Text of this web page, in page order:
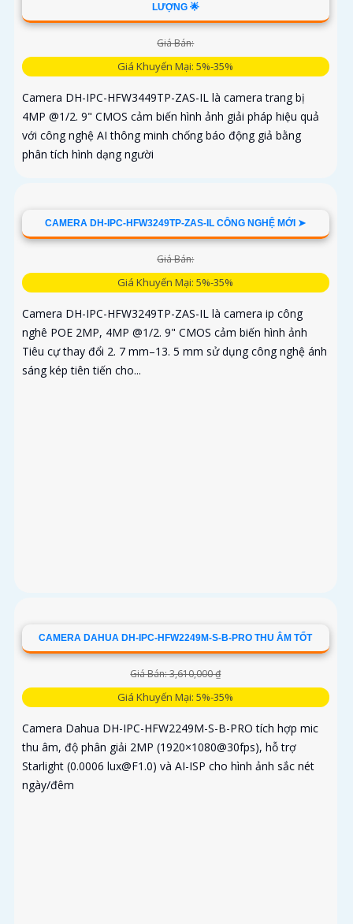
LƯỢNG 🌟
Giá Bán:
Giá Khuyến Mại: 5%-35%
Camera DH-IPC-HFW3449TP-ZAS-IL là camera trang bị
4MP @1/2. 9" CMOS cảm biến hình ảnh giải pháp hiệu quả
với công nghệ AI thông minh chống báo động giả bằng
phân tích hình dạng người
CAMERA DH-IPC-HFW3249TP-ZAS-IL CÔNG NGHỆ MỚI ➤
Giá Bán:
Giá Khuyến Mại: 5%-35%
Camera DH-IPC-HFW3249TP-ZAS-IL là camera ip công
nghê POE 2MP, 4MP @1/2. 9" CMOS cảm biến hình ảnh
Tiêu cự thay đổi 2. 7 mm–13. 5 mm sử dụng công nghệ ánh
sáng kép tiên tiến cho...
CAMERA DAHUA DH-IPC-HFW2249M-S-B-PRO THU ÂM TỐT
Giá Bán: 3,610,000 ₫
Giá Khuyến Mại: 5%-35%
Camera Dahua DH-IPC-HFW2249M-S-B-PRO tích hợp mic
thu âm, độ phân giải 2MP (1920×1080@30fps), hỗ trợ
Starlight (0.0006 lux@F1.0) và AI-ISP cho hình ảnh sắc nét
ngày/đêm